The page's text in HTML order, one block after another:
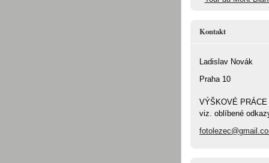
Kontakt
Ladislav Novák
Praha 10
VÝŠKOVÉ PRÁCE
viz. oblíbené